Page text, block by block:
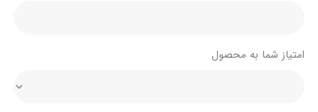
امتیاز شما به محصول